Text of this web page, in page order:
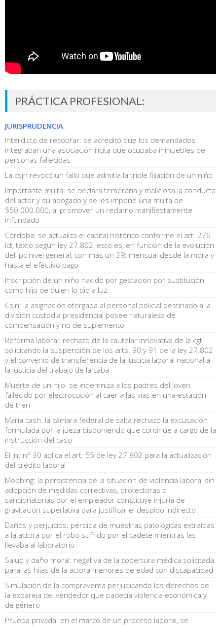
PRÁCTICA PROFESIONAL:
JURISPRUDENCIA:
Interdicto de recobrar: se acreditó que los demandados
integraban una asociación ilícita que ocupaba inmuebles de
personas fallecidas
La csjn revocó un fallo que admitía la triple filiación de un niño
Importante multa: se declara temeraria y maliciosa la conducta
del actor y su abogado y se les impone una multa de
$50.000.000, al promover un reclamo manifiestamente
infundado
Córdoba: se actualiza el capital histórico conforme el art. 276
lct, texto según ley 27.802, esto es, en función de la evolución
del ipc nivel general, con más un 3% mensual desde la mora y
hasta el efectivo pago
Inscripción de un niño nacido por gestación por sustitución
como hijo de quien lo dio a luz
Csjn: la asignación otorgada al personal policial destinado a la
división custodia presidencial posee naturaleza de
compensación y no de suplemento
Reforma laboral: rechazo de la cautelar innovativa de la cgt
solicitando la suspensión de los arts. 90 y 91 de la ley 27.802
y el convenio de transferencia de la justicia laboral nacional a
la justicia del trabajo de la caba
Muerte de un hijo: se indemniza a los padres del joven
fallecido por electrocución al caer a las vías en una estación
de tren
María cash: la cámara federal de salta rechazó la excusación
formulada por la jueza disponiendo que continúe a cargo de la
instrucción del caso
El jnt n° 30 aplica el art. 55 de ley 27.802 para la actualización
del crédito laboral
Mobbing: la persistencia de la situación de violencia laboral sin
adopción de medidas correctivas, protectoras o
sancionatorias por el empleador constituye injuria de
gravitación superlativa para justificar el despido indirecto
Daños y perjuicios: pérdida de muestras patológicas extraídas
a la actora por el robo sufrido por el cadete mientras las
llevaba al laboratorio
Salud y daño moral: negativa de la cobertura médica solicitada
para las hijas de la actora menores de edad con discapacidad
Simulación de la compraventa perjudicando los derechos de
la expareja del vendedor que padecía violencia económica y
de género
Prueba privada: en el marco de un proceso laboral, se